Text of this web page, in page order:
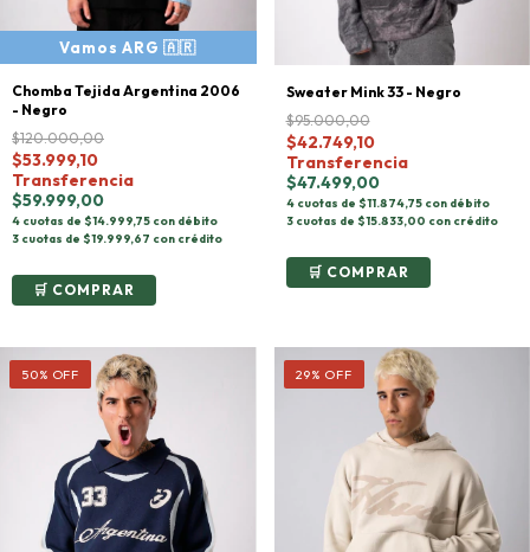
Chomba Tejida Argentina 2006
- Negro
$120.000,00
$53.999,10
Transferencia
$59.999,00
4 cuotas de $14.999,75 con débito
3 cuotas de $19.999,67 con crédito
COMPRAR
Sweater Mink 33 - Negro
$95.000,00
$42.749,10
Transferencia
$47.499,00
4 cuotas de $11.874,75 con débito
3 cuotas de $15.833,00 con crédito
COMPRAR
50% OFF 29% OFF